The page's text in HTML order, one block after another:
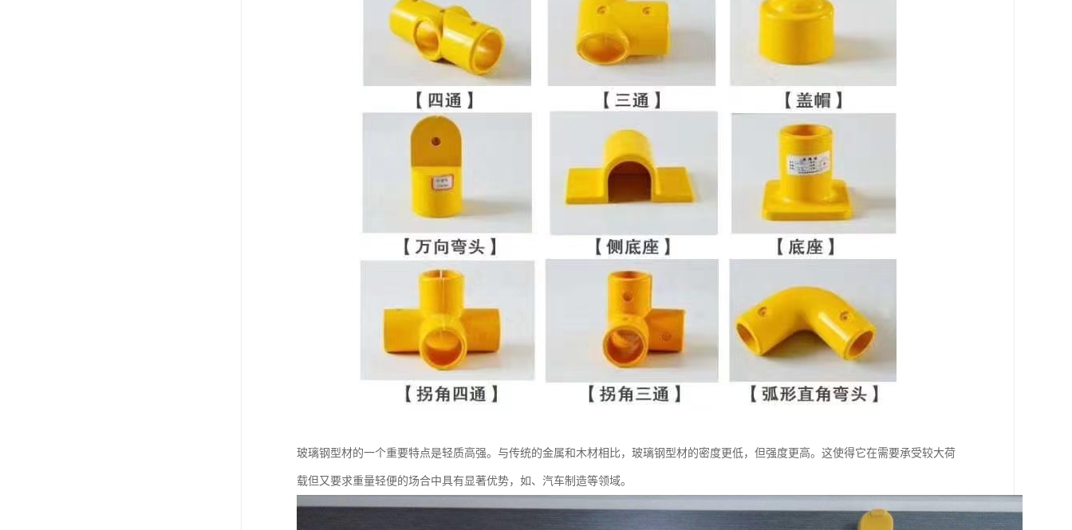
玻璃钢型材的一个重要特点是轻质高强。与传统的金属和木材相比，玻璃钢型材的密度更低，但强度更高。这使得它在需要承受较大荷
载但又要求重量轻便的场合中具有显著优势，如、汽车制造等领域。